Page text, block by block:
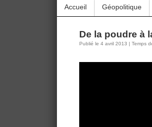
Accueil Géopolitique
De la poudre à
Publié le 4 avril 2013 | Temps